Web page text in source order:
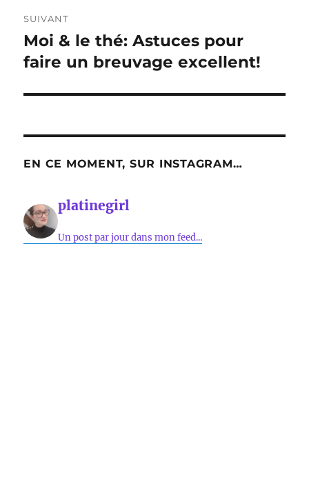
SUIVANT
Publication
suivante :
Moi & le thé: Astuces pour
faire un breuvage excellent!
EN CE MOMENT, SUR INSTAGRAM…
platinegirl
Un post par jour dans mon feed...